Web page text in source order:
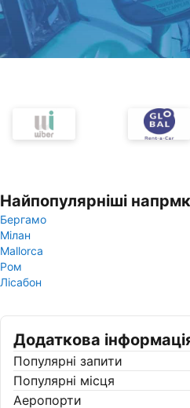
Найпопулярніші
Бергамо
Мілан
Mallorca
Ром
Лісабон
Додаткова
Популярні запити
Популярні місця
Аеропорти